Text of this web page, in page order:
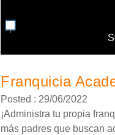
Franquicia
Posted : 29/06/2022
¡Administra tu propia
más padres que buscan